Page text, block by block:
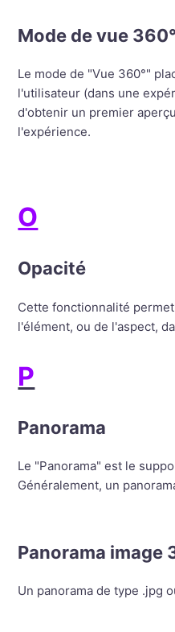
Mode de vue 360°
Le mode de "Vue 360°"
l'utilisateur (dans une
d'obtenir un premier
l'expérience.
O
Opacité
Cette fonctionnalité
l'élément, ou de l'aspect,
P
Panorama
Le "Panorama" est le
Généralement, un
Panorama image
Un panorama de type .jpg